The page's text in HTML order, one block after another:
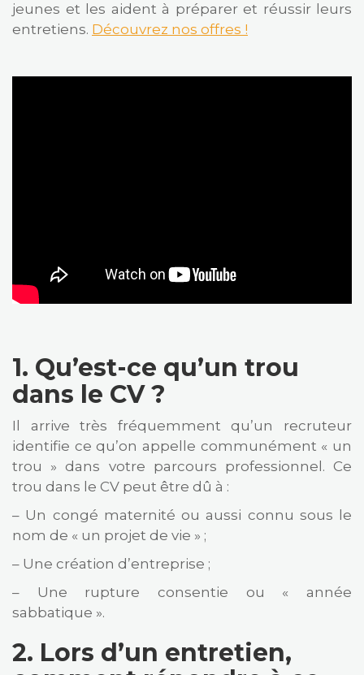
jeunes et les aident à préparer et réussir leurs
entretiens. Découvrez nos offres !
1. Qu’est-ce qu’un trou
dans le CV ?
Il arrive très fréquemment qu’un recruteur
identifie ce qu’on appelle communément « un
trou » dans votre parcours professionnel. Ce
trou dans le CV peut être dû à :
– Un congé maternité ou aussi connu sous le
nom de « un projet de vie » ;
– Une création d’entreprise ;
– Une rupture consentie ou « année
sabbatique ».
2. Lors d’un entretien,